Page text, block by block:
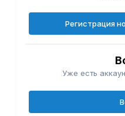
Регистрация
Уже есть